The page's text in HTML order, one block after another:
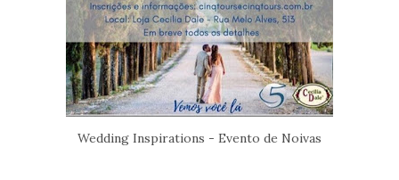
Wedding Inspirations - Evento de Noivas